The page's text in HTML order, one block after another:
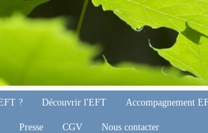
? Découvrir l'EFT Accompagnement
Presse CGV Nous contacter